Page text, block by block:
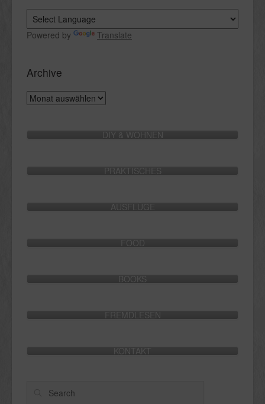
Powered by Translate
Archive
Archive
DIY & WOHNEN
PRAKTISCHES
AUSFLÜGE
FOOD
BOOKS
FREMDLESEN
KONTAKT